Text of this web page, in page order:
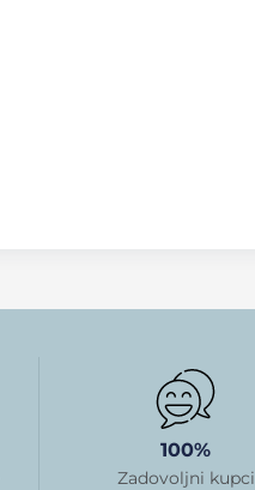
100%
Zadovoljni kupci